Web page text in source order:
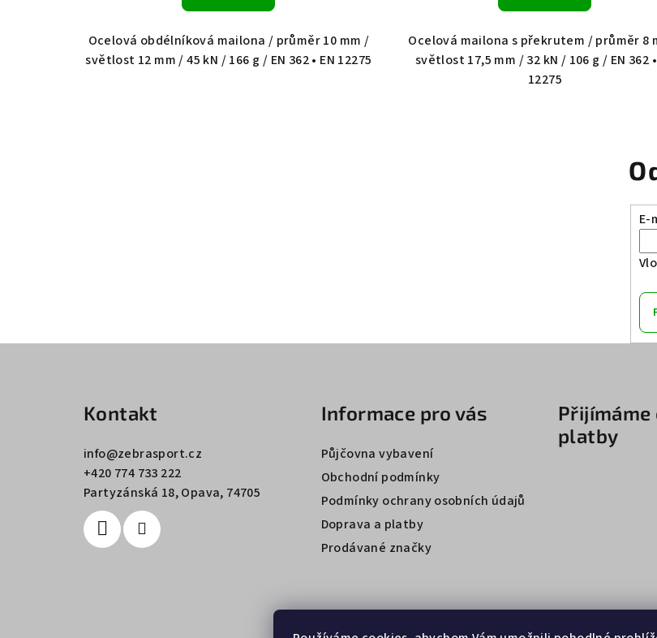
Ocelová obdélníková mailona / průměr 10 mm /
světlost 12 mm / 45 kN / 166 g / EN 362 • EN 12275
Ocelová mailona s překrutem / průměr 8
světlost 17,5 mm / 32 kN / 106 g / EN 362 •
12275
E-
Kontakt
info@zebrasport.cz
+420 774 733 222
Partyzánská 18, Opava, 74705
Informace pro vás
Půjčovna vybavení
Obchodní podmínky
Podmínky ochrany osobních údajů
Doprava a platby
Prodávané značky
Přijímáme
platby